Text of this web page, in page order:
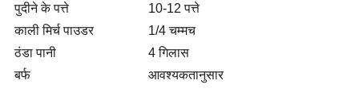
पुदीने के पत्ते
10-12 पत्ते
काली मिर्च पाउडर
1/4 चम्मच
ठंडा पानी
4 गिलास
बर्फ
आवश्यकतानुसार